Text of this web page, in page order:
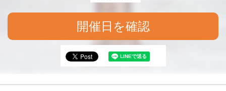
開催日を確認